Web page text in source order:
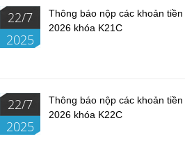
22/7
2025
Thông báo nộp các khoản
2026 khóa K21C
22/7
2025
Thông báo nộp các khoản
2026 khóa K22C